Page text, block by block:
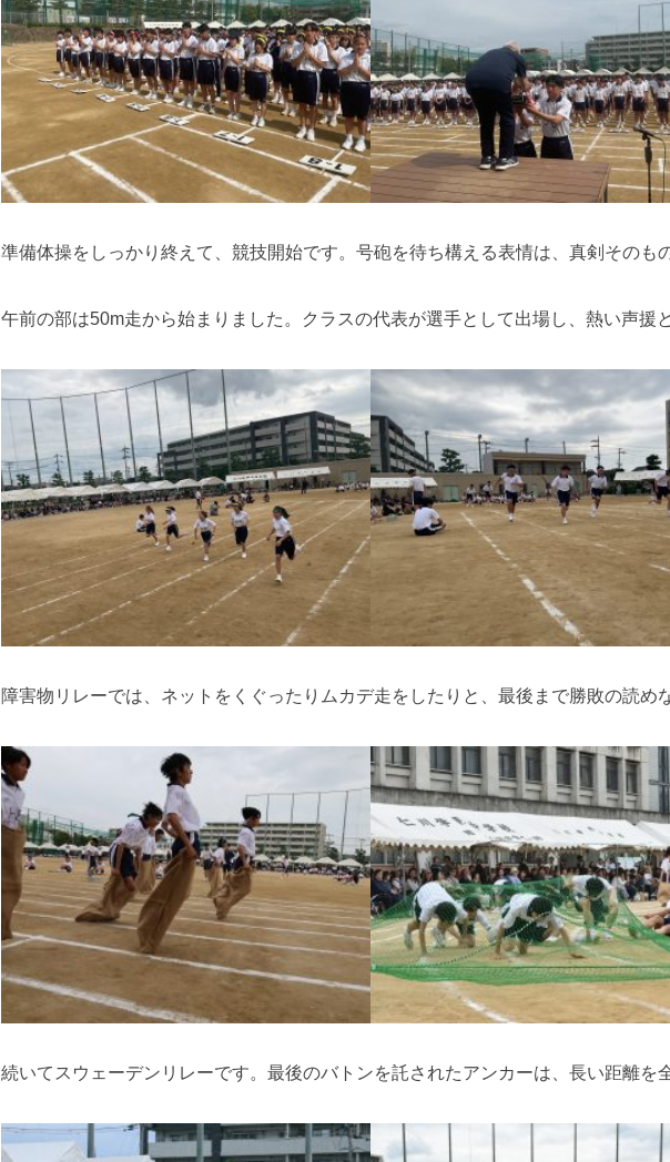
準備体操をしっかり終えて、競技開始です。号砲を待ち構える表情は、真剣そのも
午前の部は50m走から始まりました。クラスの代表が選手として出場し、熱い声援
障害物リレーでは、ネットをくぐったりムカデ走をしたりと、最後まで勝敗の読め
続いてスウェーデンリレーです。最後のバトンを託されたアンカーは、長い距離を